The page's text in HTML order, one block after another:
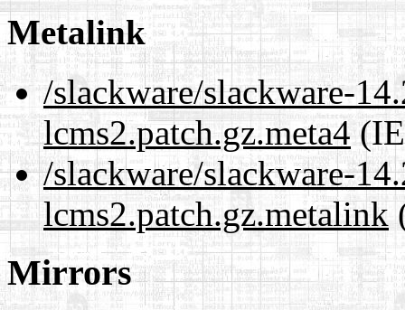
Metalink
/slackware/slackware-
lcms2.patch.gz.meta4
/slackware/slackware-
lcms2.patch.gz.metalink
Mirrors